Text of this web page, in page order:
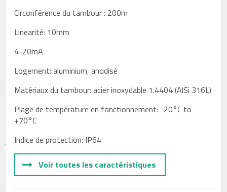
Circonférence du tambour : 200m
Linearité: 10mm
4-20mA
Logement: aluminium, anodisé
Matériaux du tambour: acier inoxydable 1.4404 (AlSi 316L)
Plage de température en fonctionnement: -20°C to
+70°C
Indice de protection: IP64
Voir toutes les caractéristiques